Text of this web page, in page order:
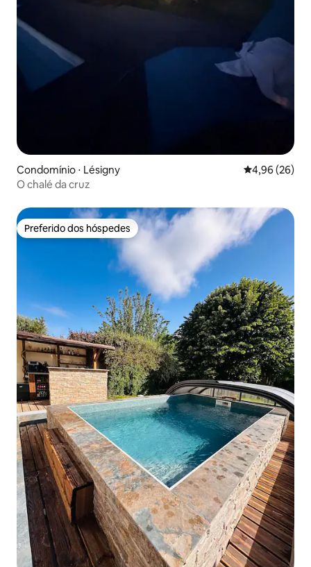
Condomínio ⋅ Lésigny 4,96 de uma
4,96 (26)
O chalé da cruz
Preferido dos hóspedes
Preferido dos hóspedes